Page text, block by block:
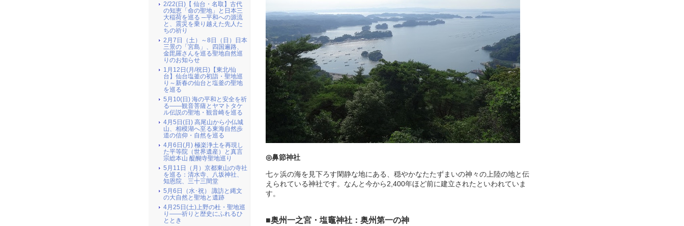
◎鼻節神社
七ヶ浜の海を見下ろす閑静な地にある、穏やかなたたずまいの神々の上陸の地と伝
えられている神社です。なんと今から2,400年ほど前に建立されたといわれていま
す。
■奥州一之宮・塩竈神社：奥州第一の神
2/22(日)【 仙台・名取】古代
の知恵「命の聖地」と日本三
大稲荷を巡る ─平和への源流
と、震災を乗り越えた先人た
ちの祈り
2月7日（土）～8日（日）日本
三景の「宮島」、四国遍路、
金毘羅さんを巡る聖地自然巡
りのお知らせ
1月12日(月/祝日)【東北/仙
台】仙台塩釜の初詣・聖地巡
り～新春の仙台と塩釜の聖地
を巡る
5月10(日) 海の平和と安全を祈
る――観音菩薩とヤマトタケ
ル伝説の聖地・観音崎を巡る
4月5日(日) 高尾山から小仏城
山、相模湖へ至る東海自然歩
道の信仰・自然を巡る
4月6日(月) 極楽浄土を再現し
た平等院（世界遺産）と真言
宗総本山 醍醐寺聖地巡り
5月11日（月）京都東山の寺社
を巡る：清水寺、八坂神社、
知恩院、三十三間堂
5月6日（水･祝） 諏訪と縄文
の大自然と聖地と遺跡
4月25日(土)上野の杜・聖地巡
り――祈りと歴史にふれるひ
ととき